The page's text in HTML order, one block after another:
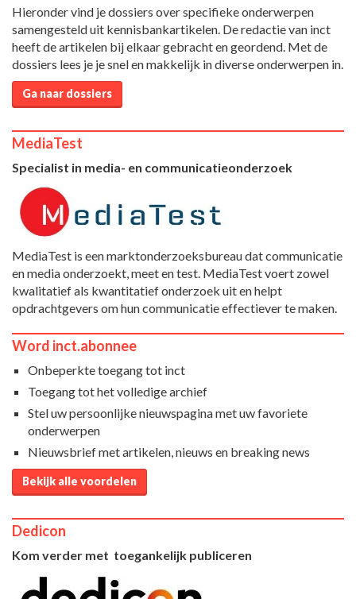
Hieronder vind je dossiers over specifieke onderwerpen
samengesteld uit kennisbankartikelen. De redactie van inct
heeft de artikelen bij elkaar gebracht en geordend. Met de
dossiers lees je je snel en makkelijk in diverse onderwerpen in.
Ga naar dossiers
MediaTest
Specialist in media- en communicatieonderzoek
MediaTest is een marktonderzoeksbureau dat communicatie
en media onderzoekt, meet en test. MediaTest voert zowel
kwalitatief als kwantitatief onderzoek uit en helpt
opdrachtgevers om hun communicatie effectiever te maken.
Word inct.abonnee
Onbeperkte toegang tot inct
Toegang tot het volledige archief
Stel uw persoonlijke nieuwspagina met uw favoriete
onderwerpen
Nieuwsbrief met artikelen, nieuws en breaking news
Bekijk alle voordelen
Dedicon
Kom verder met toegankelijk publiceren